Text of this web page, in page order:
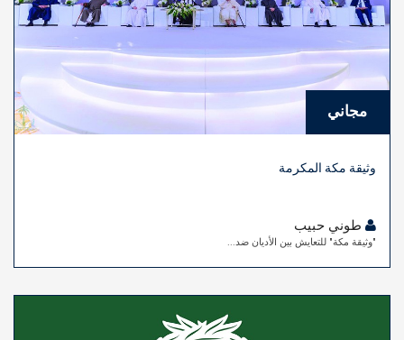
مجاني
وثيقة مكة المكرمة
"وثيقة مكة" للتعايش بين الأديان ضد...